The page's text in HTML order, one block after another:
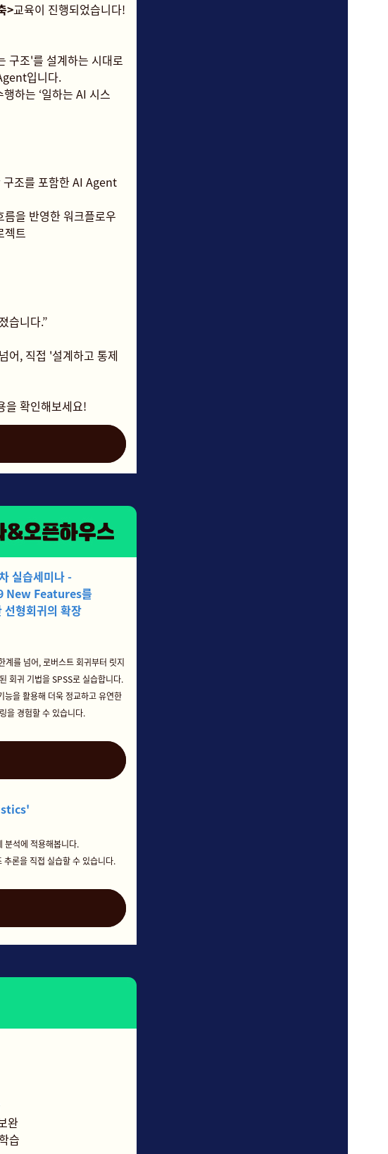
>교육이 진행되었습니다!
구조'를 설계하는 시대로
입니다.
하는 ‘일하는 AI 시스
구조를 포함한 AI Agent
름을 반영한 워크플로우
젝트
습니다.”
어, 직접 '설계하고 통제
을 확인해보세요!
실습세미나 -
New Features를
선형회귀의 확장
계를 넘어, 로버스트 회귀부터 릿지
회귀 기법을 SPSS로 실습합니다.
능을 활용해 더욱 정교하고 유연한
을 경험할 수 있습니다.
'
분석에 적용해봅니다.
론을 직접 실습할 수 있습니다.
완
습